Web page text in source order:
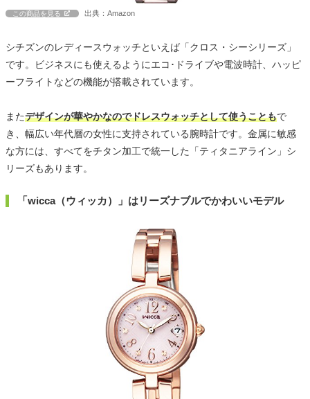
この商品を見る 出典：Amazon
シチズンのレディースウォッチといえば「クロス・シーシリーズ」
です。ビジネスにも使えるようにエコ･ドライブや電波時計、ハッピ
ーフライトなどの機能が搭載されています。
またデザインが華やかなのでドレスウォッチとして使うこともで
き、幅広い年代層の女性に支持されている腕時計です。金属に敏感
な方には、すべてをチタン加工で統一した「ティタニアライン」シ
リーズもあります。
「wicca（ウィッカ）」はリーズナブルでかわいいモデル